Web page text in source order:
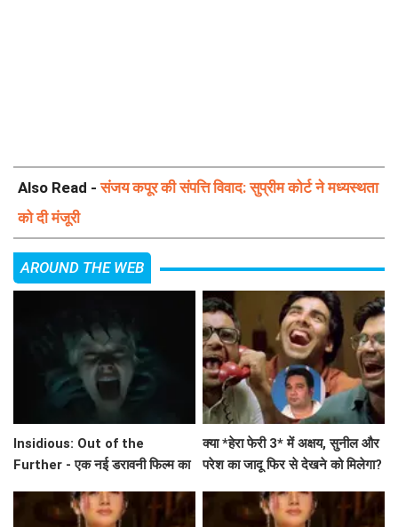
Also Read -संजय कपूर की संपत्ति विवाद: सुप्रीम कोर्ट ने मध्यस्थता
को दी मंजूरी
AROUND THE WEB
Insidious: Out of the
Further - एक नई डरावनी फिल्म का
क्या *हेरा फेरी 3* में अक्षय, सुनील और
परेश का जादू फिर से देखने को मिलेगा?